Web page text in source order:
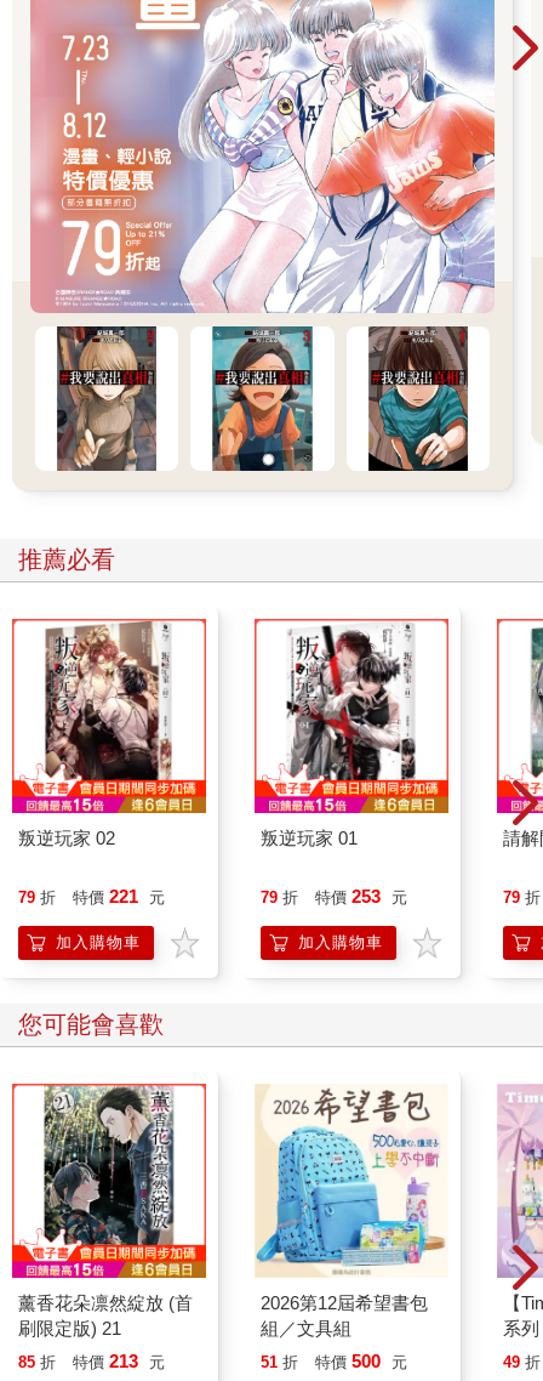
「妳下課時都在看書，在看什麼書？」
她這才終於發現了我，被瀏海遮住的眼睛瞪得很大，目不轉睛地
看著我的臉。
如果我問平時經常一起玩的同學相同的問題，他們馬上就會回
答，但是她沒有馬上回答。她連續眨了好幾次眼睛，嘴巴張開又
閉上、閉上又張開。該怎麼說呢，她好像很驚訝。
我猜想她需要一點時間做心理準備，才有辦法開口說話，就好像
我在和她說話之前猶豫了很久，苦惱了很久一樣。
她那雙大眼睛看向教室的各個方向，然後又回到我身上。因為她
聳起了肩膀，所以我知道她用力吸了一口氣。
她張開小嘴，正打算說話。
「春海！」
有人叫我，我忍不住轉過了頭。叫我的同學瞥了一眼她的方向，
然後用力抓住我的手臂。
「你在幹嘛？我們去打躲避球！」
「喔，好，等我一下。」
「其他人已經在外面等了，你快點啦。」
「呃，等一下啦。」
我慌忙轉回頭，但已經來不及了，她又低下了頭，整張臉都被頭
又過了好幾天，我的心情終於不再沮喪，因為放學後和朋友一起
走回家，今天決定在一家新開不久的花店門口左轉，走進一條小
路。
因為媽媽之前對我說「一個人的時候要走人多的地方，否則很危
險」，我以前從來沒有走過這條小路，但是哥哥曾經對我說，走
這條路回家比較近，所以我想試試看。
這條小路和大馬路不同，有很多看起來舊舊的房子擠在一起。我
不時跨過柏油路上的裂痕，走在這條小路上。
走到一半時，我就像電池耗盡的機器人一樣猛然停下了腳步，目
瞪口呆地看著小路左側那家店內，坐在窗戶玻璃後方的那個人。
發現她就是班上的那個女生時，隱約的興奮和莫名的緊張讓我心
跳加速。她的側臉就是平時在教室經常看到的樣子，但不知道為
什麼，總覺得有點不一樣。到底哪裡不一樣呢？我也不知道。
我無法就這樣走過去，但也不敢走進那家店，只能隔著玻璃，注
遠處傳來警車的警笛聲，然後又聽不見了。我「啊！」地叫了一
聲。
看過的表情。
她笑了。我在心裡嘀咕。
我在學校時，從來沒有看過她笑的樣子，我甚至以為她不知道怎
麼笑，原來並不是這樣。原來她可以笑得這麼自然，只是平時在
學校沒有笑而已。
我將視線移向上方，以前可能是乾淨的白色水泥牆上，掛著寫了
「三人行」的招牌。
店裡除了她這個客人以外，另一張桌子旁坐了一個年邁的客人，
還有一個胖胖的店員阿姨。
我站在外面看向店內，突然發現那個店員阿姨看了我一眼，我慌
忙移開視線逃走了。
推薦必看
叛逆玩家 02
79 折 特價 221 元
加入購物車
叛逆玩家 01
79 折 特價 253 元
加入購物車
請解
79 折
您可能會喜歡
薰香花朵凛然綻放 (首
刷限定版) 21
85 折 特價 213 元
2026第12屆希望書包
組／文具組
51 折 特價 500 元
【
系
禮物
49 折